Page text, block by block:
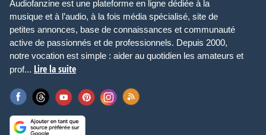
Audiofanzine est une plateforme en ligne dédiée à la
musique et à l’audio, à la fois média spécialisé, site de
petites annonces, base de connaissances et communauté
active de passionnés et de professionnels. Depuis 2000,
notre vocation est simple : aider au quotidien les amateurs et
prof... Lire la suite